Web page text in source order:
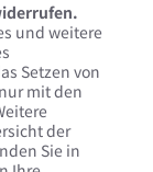
und weitere
Setzen von
mit den
der
Sie in